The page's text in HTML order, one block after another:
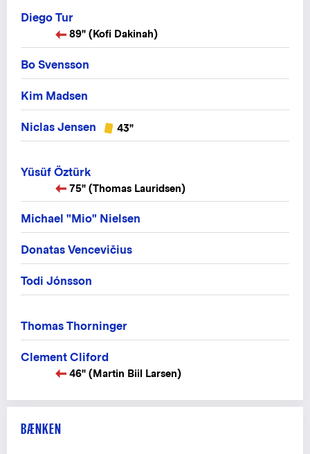
Diego Tur
89" (Kofi Dakinah)
Bo Svensson
Kim Madsen
Niclas Jensen 43"
Yüsüf Öztürk
75" (Thomas Lauridsen)
Michael "Mio" Nielsen
Donatas Vencevičius
Todi Jónsson
Thomas Thorninger
Clement Cliford
46" (Martin Biil Larsen)
BÆNKEN